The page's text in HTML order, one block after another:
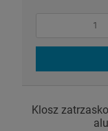
Klosz